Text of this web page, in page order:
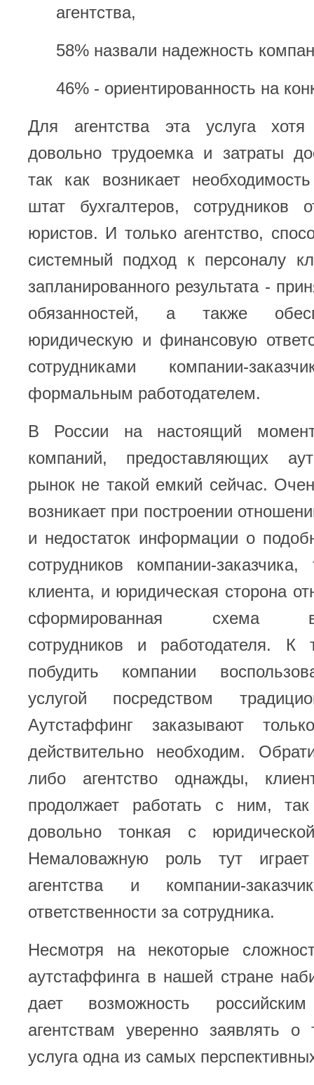
агентства,
58% назвали надежность
46% - ориентированность на
Для агентства эта услуга
довольно трудоемка и затраты
так как возникает
штат бухгалтеров, сотрудников
юристов. И только агентство,
системный подход к персоналу
запланированного результата -
обязанностей, а также
юридическую и финансовую
сотрудниками компании-
формальным работодателем.
В России на настоящий
компаний, предоставляющих
рынок не такой емкий сейчас.
возникает при построении
и недостаток информации о
сотрудников компании-
клиента, и юридическая сторона
сформированная схема
сотрудников и работодателя.
побудить компании
услугой посредством
Аутстаффинг заказывают
действительно необходим.
либо агентство однажды,
продолжает работать с ним,
довольно тонкая с
Немаловажную роль тут играет
агентства и компании-
ответственности за сотрудника.
Несмотря на некоторые
аутстаффинга в нашей стране
дает возможность российским
агентствам уверенно заявлять
услуга одна из самых